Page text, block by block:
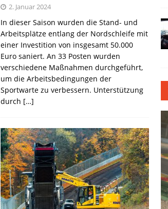
2. Januar 2024
In dieser Saison wurden die Stand- und
Arbeitsplätze entlang der Nordschleife mit
einer Investition von insgesamt 50.000
Euro saniert. An 33 Posten wurden
verschiedene Maßnahmen durchgeführt,
um die Arbeitsbedingungen der
Sportwarte zu verbessern. Unterstützung
durch […]